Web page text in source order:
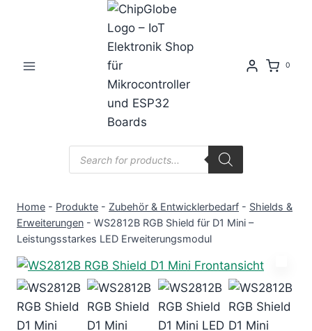
0
Products
search
Home - Produkte - Zubehör & Entwicklerbedarf - Shields &
Erweiterungen - WS2812B RGB Shield für D1 Mini –
Leistungsstarkes LED Erweiterungsmodul